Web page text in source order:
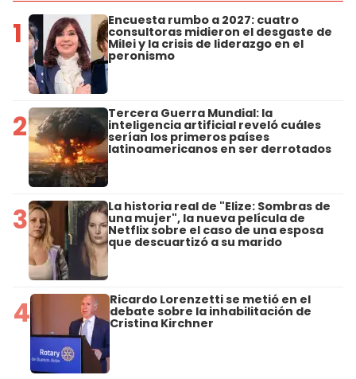
1 Encuesta rumbo a 2027: cuatro
consultoras midieron el desgaste de
Milei y la crisis de liderazgo en el
peronismo
2 Tercera Guerra Mundial: la
inteligencia artificial reveló cuáles
serían los primeros países
latinoamericanos en ser derrotados
3 La historia real de "Elize: Sombras de
una mujer", la nueva película de
Netflix sobre el caso de una esposa
que descuartizó a su marido
4 Ricardo Lorenzetti se metió en el
debate sobre la inhabilitación de
Cristina Kirchner